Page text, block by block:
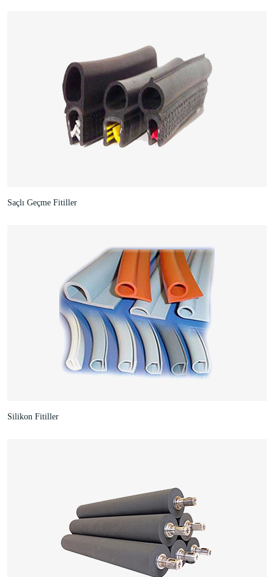
Saçlı Geçme Fitiller
Silikon Fitiller